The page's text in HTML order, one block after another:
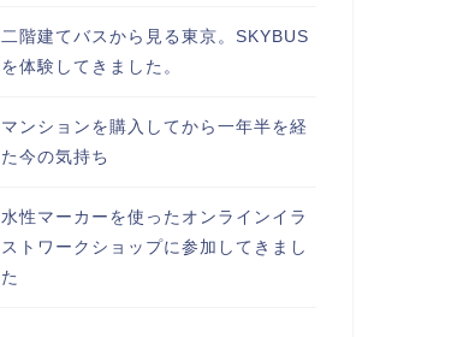
二階建てバスから見る東京。SKYBUS
を体験してきました。
マンションを購入してから一年半を経
た今の気持ち
水性マーカーを使ったオンラインイラ
ストワークショップに参加してきまし
た